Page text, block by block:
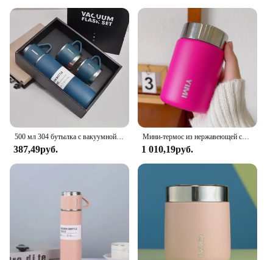
500 мл 304 бутылка с вакуумной изоляцией, подарочный набор, офисный деловой стиль, кофейная кружка, термос, портативная колба, графин
387,49руб.
Мини-термос из нержавеющей стали, 230 мл, 316
1 010,19руб.